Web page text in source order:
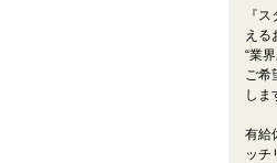
『
える
“業
ご希
しま
有給
ッ